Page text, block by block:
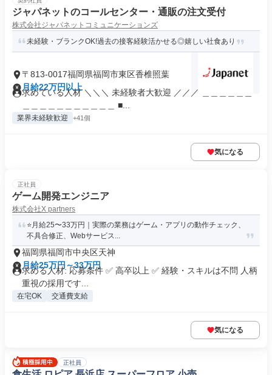
ジャパネットのコールセンター・通販の注文受付
株式会社ジャパネットコミュニケーションズ
未経験・ブランクOK!過去の接客経験活かせる◎嬉しい社食あり
〒813-0017福岡県福岡市東区香椎照葉
月給22万円以上
求めている人材 ＼＼＼ 未経験者大歓迎 ／／／ ＿＿＿＿＿＿
＿＿＿＿＿＿＿＿＿＿＿ ■...
業界未経験歓迎 +41個
気になる
正社員
ゲーム開発エンジニア
株式会社X partners
⭐月給25〜33万円｜実際の業務はゲーム・アプリの動作チェック、
不具合修正、Webサービス...
福岡県福岡市中央区天神
月給25万円～33万円
求める人材: 応募条件 ✅ 高卒以上 ✅ 経験・スキルは不問 人柄
重視の採用です...
在宅OK 交通費支給
気になる
正社員